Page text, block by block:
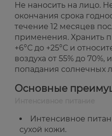
Не наносить на лицо.
окончания срока
течение 12 месяцев
применения. Хранить
+6°С до +25°С и
воздуха от 55% до 70%,
попадания солнечных
Основные
Интенсивное
сухой кожи.